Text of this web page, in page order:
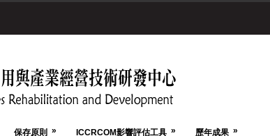
保存原則 » ICCRCOM影響評估工具 » 歷年成果 »